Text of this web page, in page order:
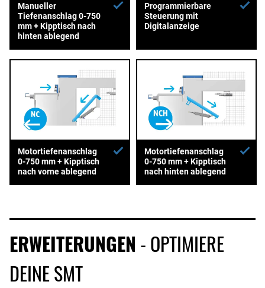
Manueller
Tiefenanschlag 0-750
mm + Kipptisch nach
hinten ablegend
Programmierbare
Steuerung mit
Digitalanzeige
Motortiefenanschlag
0-750 mm + Kipptisch
nach vorne ablegend
Motortiefenanschlag
0-750 mm + Kipptisch
nach hinten ablegend
ERWEITERUNGEN - OPTIMIERE
DEINE SMT